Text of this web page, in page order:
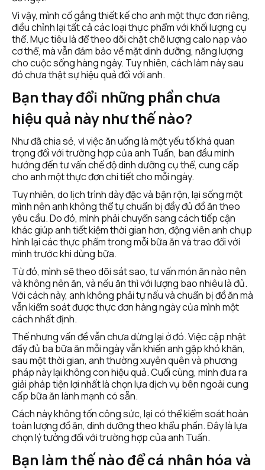
Vì vậy, mình cố gắng thiết kế cho anh một thực đơn riêng,
điều chỉnh lại tất cả các loại thực phẩm với khối lượng cụ
thể. Mục tiêu là để theo dõi chặt chẽ lượng calo nạp vào
cơ thể, mà vẫn đảm bảo về mặt dinh dưỡng, năng lượng
cho cuộc sống hàng ngày. Tuy nhiên, cách làm này sau
đó chưa thật sự hiệu quả đối với anh.
Bạn thay đổi những phần chưa
hiệu quả này như thế nào?
Như đã chia sẻ, vì việc ăn uống là một yếu tố khá quan
trọng đối với trường hợp của anh Tuấn, ban đầu mình
hướng đến tư vấn chế độ dinh dưỡng cụ thể, cung cấp
cho anh một thực đơn chi tiết cho mỗi ngày.
Tuy nhiên, do lịch trình dày đặc và bận rộn, lại sống một
mình nên anh không thể tự chuẩn bị đầy đủ đồ ăn theo
yêu cầu. Do đó, mình phải chuyển sang cách tiếp cận
khác giúp anh tiết kiệm thời gian hơn, động viên anh chụp
hình lại các thực phẩm trong mỗi bữa ăn và trao đổi với
mình trước khi dùng bữa.
Từ đó, mình sẽ theo dõi sát sao, tư vấn món ăn nào nên
và không nên ăn, và nếu ăn thì với lượng bao nhiêu là đủ.
Với cách này, anh không phải tự nấu và chuẩn bị đồ ăn mà
vẫn kiểm soát được thực đơn hàng ngày của mình một
cách nhất định.
Thế nhưng vấn đề vẫn chưa dừng lại ở đó. Việc cập nhật
đầy đủ ba bữa ăn mỗi ngày vẫn khiến anh gặp khó khăn,
sau một thời gian, anh thường xuyên quên và phương
pháp này lại không con hiệu quả. Cuối cùng, mình đưa ra
giải pháp tiện lợi nhất là chọn lựa dịch vụ bên ngoài cung
cấp bữa ăn lành mạnh có sẵn.
Cách này không tốn công sức, lại có thể kiểm soát hoàn
toàn lượng đồ ăn, dinh dưỡng theo khẩu phần. Đây là lựa
chọn lý tưởng đối với trường hợp của anh Tuấn.
Bạn làm thế nào để cá nhân hóa và